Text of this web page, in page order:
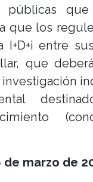
públicas
que los
entre
que
de marzo de